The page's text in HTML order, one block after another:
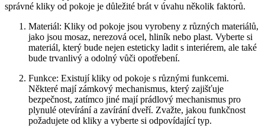
správné kliky od pokoje‍ je důležité brát v úvahu několik faktorů.
Materiál:‌ Kliky od pokoje jsou⁣ vyrobeny ‍z různých‌ materiálů,
jako jsou mosaz, nerezová ocel, hliník nebo plast. Vyberte si
materiál, který bude‌ nejen esteticky ladit s interiérem, ale také
bude trvanlivý a odolný vůči⁤ opotřebení.
Funkce: Existují kliky od pokoje s ⁢různými funkcemi.
Některé mají zámkový mechanismus, který zajišťuje
bezpečnost, zatímco jiné mají prádlový mechanismus pro
plynulé otevírání a zavírání dveří. Zvažte, jakou funkčnost
požadujete od kliky a vyberte si odpovídající typ.